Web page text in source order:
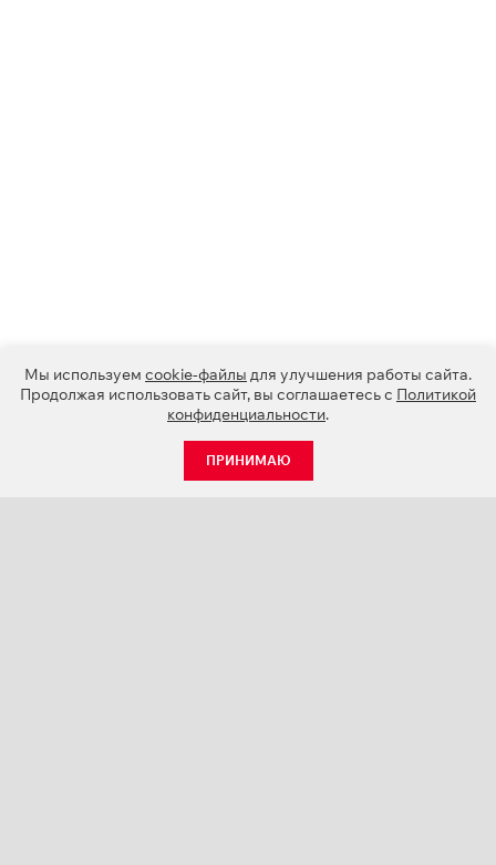
Мы используем cookie-файлы для улучшения работы сайта.
Продолжая использовать сайт, вы соглашаетесь с Политикой
конфиденциальности.
ПРИНИМАЮ